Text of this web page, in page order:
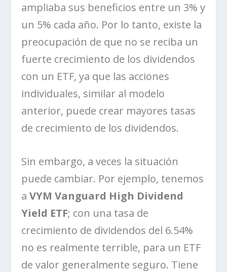
ampliaba sus beneficios entre un 3% y
un 5% cada año. Por lo tanto, existe la
preocupación de que no se reciba un
fuerte crecimiento de los dividendos
con un ETF, ya que las acciones
individuales, similar al modelo
anterior, puede crear mayores tasas
de crecimiento de los dividendos.
Sin embargo, a veces la situación
puede cambiar. Por ejemplo, tenemos
aVYM Vanguard High Dividend
Yield ETF; con una tasa de
crecimiento de dividendos del 6.54%
no es realmente terrible, para un ETF
de valor generalmente seguro. Tiene